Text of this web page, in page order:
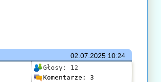
02.07.202510:24
Głosy: 12
Komentarze: 3